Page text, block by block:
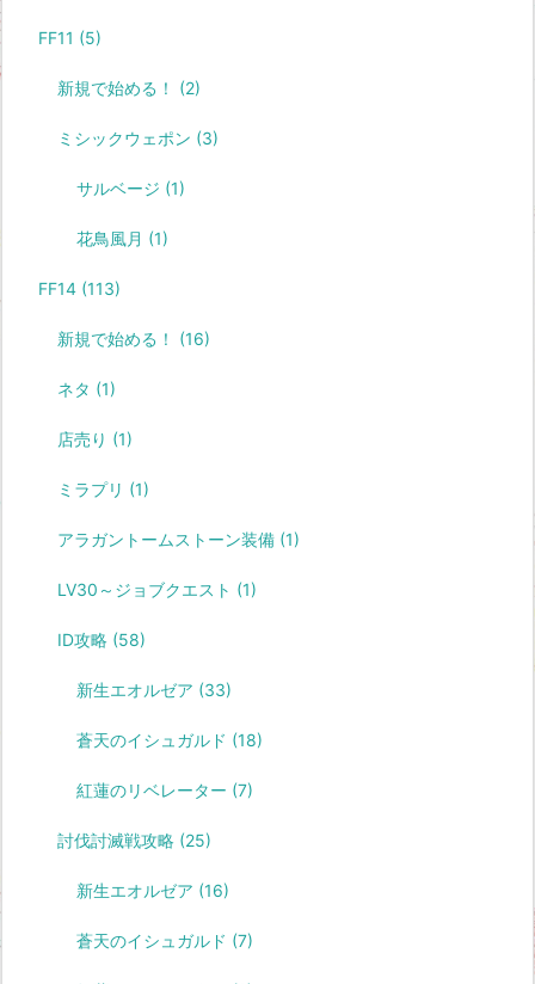
FF11 (5)
新規で始める！ (2)
ミシックウェポン (3)
サルベージ (1)
花鳥風月 (1)
FF14 (113)
新規で始める！ (16)
ネタ (1)
店売り (1)
ミラプリ (1)
アラガントームストーン装備 (1)
LV30～ジョブクエスト (1)
ID攻略 (58)
新生エオルゼア (33)
蒼天のイシュガルド (18)
紅蓮のリベレーター (7)
討伐討滅戦攻略 (25)
新生エオルゼア (16)
蒼天のイシュガルド (7)